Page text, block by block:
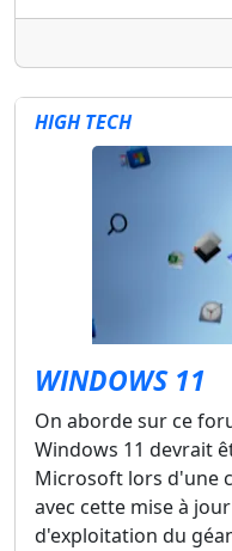
HIGH TECH
WINDOWS 11
On aborde sur ce
Windows 11 devrait
Microsoft lors d'une
avec cette mise à
d'exploitation du